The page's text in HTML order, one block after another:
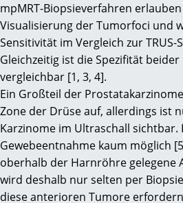
mpMRT-Biopsieverfahren
Visualisierung der Tumorfoci und
Sensitivität im Vergleich zur TRUS-
Gleichzeitig ist die Spezifität beider
vergleichbar [1, 3, 4].
Ein Großteil der
Zone der Drüse auf, allerdings ist
Karzinome im Ultraschall sichtbar.
Gewebeentnahme kaum möglich
oberhalb der Harnröhre gelegene
wird deshalb nur selten per
diese anterioren Tumore